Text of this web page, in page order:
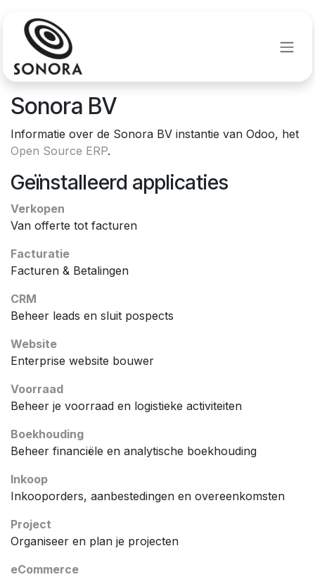
Sonora BV
Informatie over de Sonora BV instantie van Odoo, het
Open Source ERP.
Geïnstalleerd applicaties
Verkopen
Van offerte tot facturen
Facturatie
Facturen & Betalingen
CRM
Beheer leads en sluit pospects
Website
Enterprise website bouwer
Voorraad
Beheer je voorraad en logistieke activiteiten
Boekhouding
Beheer financiële en analytische boekhouding
Inkoop
Inkooporders, aanbestedingen en overeenkomsten
Project
Organiseer en plan je projecten
eCommerce